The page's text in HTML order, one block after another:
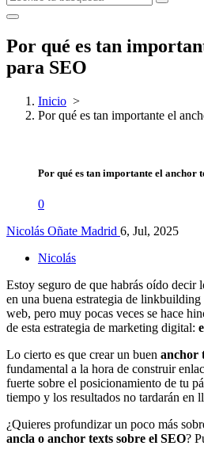
Por qué es tan
para SEO
Inicio >
Por qué es tan importante el
Por qué es tan importante el anchor
0
Nicolás Oñate Madrid 6, Jul, 2025
Nicolás
Estoy seguro de que habrás oído decir
en una buena estrategia de
web, pero muy pocas veces se hace
de esta estrategia de marketing digital:
Lo cierto es que crear un buen anchor
fundamental a la hora de construir
fuerte sobre el posicionamiento de tu
tiempo y los resultados no tardarán en
¿Quieres profundizar un poco más
ancla o anchor texts sobre el SEO?